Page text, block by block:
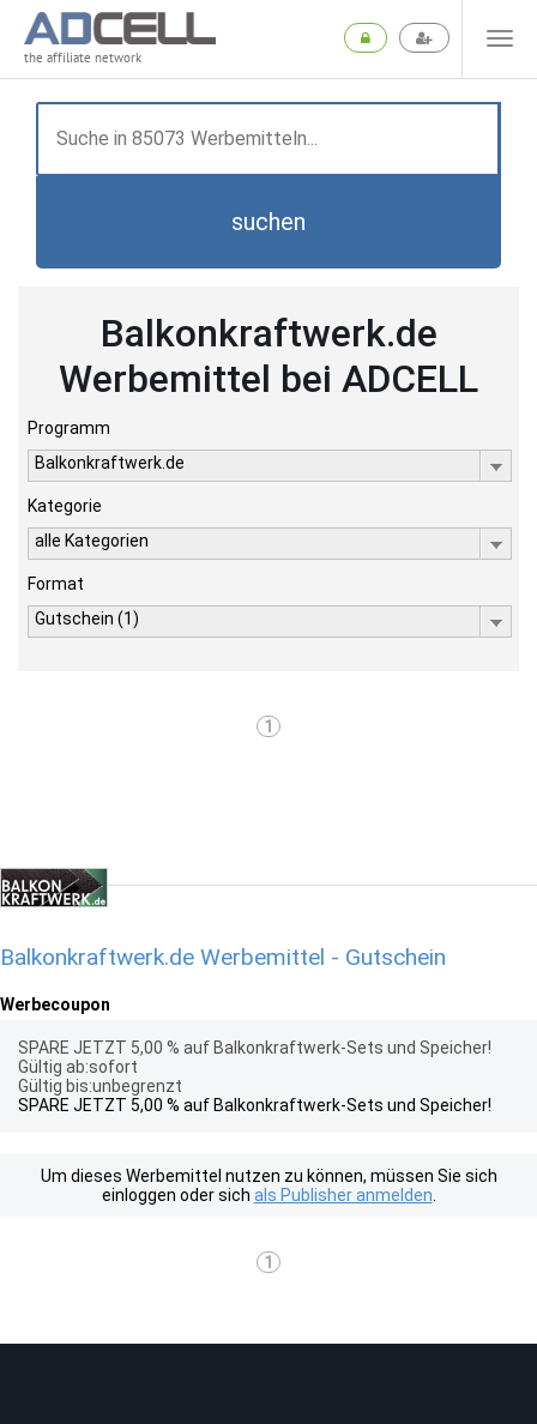
the affiliate network
suchen
Balkonkraftwerk.de
Werbemittel bei ADCELL
Programm
Balkonkraftwerk.de
Kategorie
alle Kategorien
Format
Gutschein (1)
1
Balkonkraftwerk.de Werbemittel - Gutschein
Werbecoupon
SPARE JETZT 5,00 % auf Balkonkraftwerk-Sets und Speicher!
Gültig ab:sofort
Gültig bis:unbegrenzt
SPARE JETZT 5,00 % auf Balkonkraftwerk-Sets und Speicher!
Um dieses Werbemittel nutzen zu können, müssen Sie sich
einloggen oder sich als Publisher anmelden
1